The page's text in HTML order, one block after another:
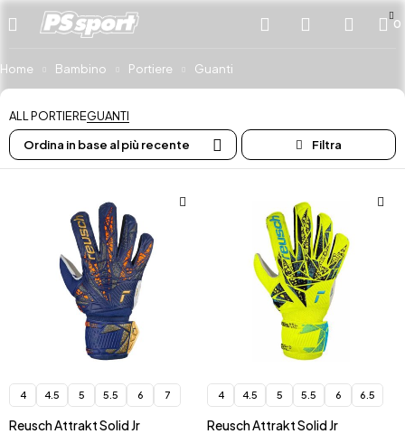
0
Home Bambino Portiere Guanti
ALL PORTIEREGUANTI
Ordina in base al più recente
4 4.5 5 5.5 6 7
Reusch Attrakt Solid Jr
4 4.5 5 5.5 6 6.5
Reusch Attrakt Solid Jr